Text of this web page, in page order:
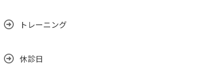
トレーニング
休診日